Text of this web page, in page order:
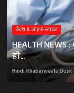
हेल्थ & लाइफ स्टाइल
HEALTH NEWS
हो...
Hindi Khabarwaala Desk